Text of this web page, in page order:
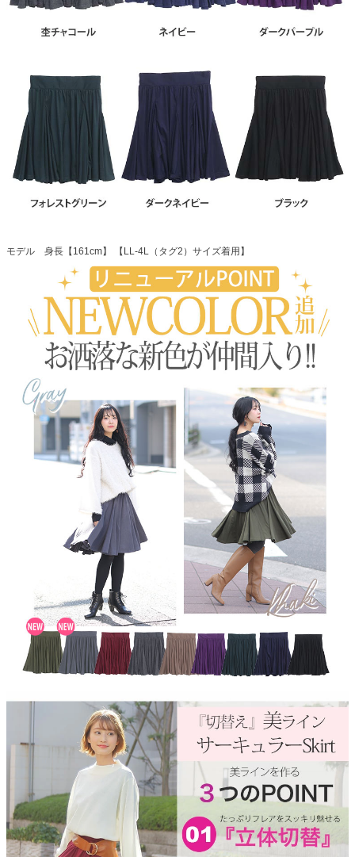
モデル 身長【161cm】 【LL-4L（タグ2）サイズ着用】